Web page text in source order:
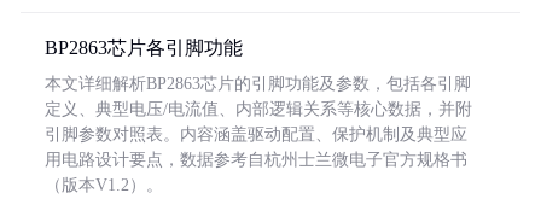
BP2863芯片各引脚功能
本文详细解析BP2863芯片的引脚功能及参数，包括各引脚
定义、典型电压/电流值、内部逻辑关系等核心数据，并附
引脚参数对照表。内容涵盖驱动配置、保护机制及典型应
用电路设计要点，数据参考自杭州士兰微电子官方规格书
（版本V1.2）。